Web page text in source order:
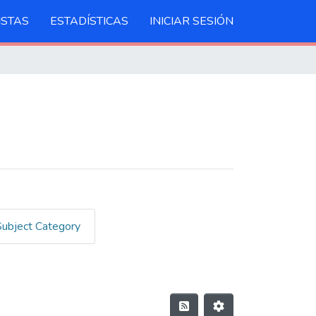
ESTADÍSTICAS INICIAR SESIÓN
Category